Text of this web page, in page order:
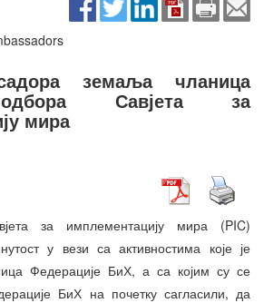
земаља чланица
Савјета за
мира
за имплементацију мира (PIC)
у вези са активностима које је
Федерације БиХ, а са којим су се
БиХ на почетку сагласили, да